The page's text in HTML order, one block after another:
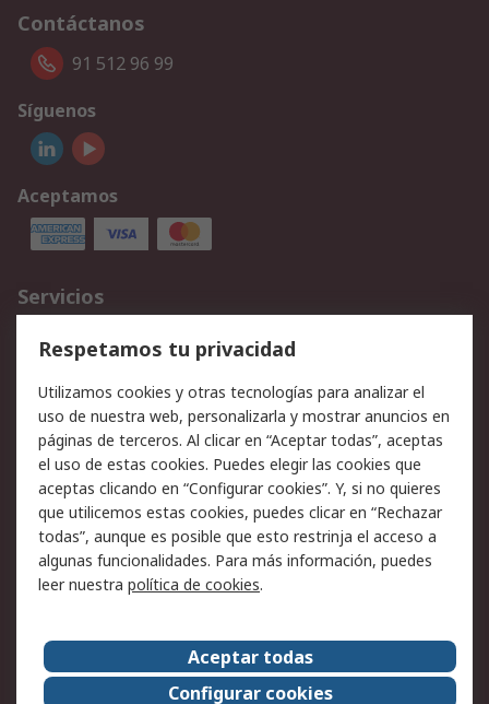
Contáctanos
91 512 96 99
Síguenos
Aceptamos
Servicios
Cómo realizar pedidos
Devoluciones
Facturación y pago
Ofertas
Soporte técnico
Legal
Aviso legal
Política de privacidad -
Actualizada
Política sobre cookies
Seguridad de emails
Certificaciones de
Condiciones de venta
Acerca de RS
Respetamos tu privacidad
Utilizamos cookies y otras tecnologías para analizar el
uso de nuestra web, personalizarla y mostrar anuncios en
páginas de terceros. Al clicar en “Aceptar todas”, aceptas
el uso de estas cookies. Puedes elegir las cookies que
aceptas clicando en “Configurar cookies”. Y, si no quieres
que utilicemos estas cookies, puedes clicar en “Rechazar
todas”, aunque es posible que esto restrinja el acceso a
algunas funcionalidades. Para más información, puedes
leer nuestra política de cookies.
Aceptar todas
Configurar cookies